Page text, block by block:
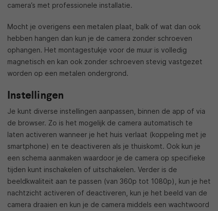
camera’s met professionele installatie.
Mocht je overigens een metalen plaat, balk of wat dan ook
hebben hangen dan kun je de camera zonder schroeven
ophangen. Het montagestukje voor de muur is volledig
magnetisch en kan ook zonder schroeven stevig vastgezet
worden op een metalen ondergrond.
Instellingen
Je kunt diverse instellingen aanpassen, binnen de app of via
de browser. Zo is het mogelijk de camera automatisch te
laten activeren wanneer je het huis verlaat (koppeling met je
smartphone) en te deactiveren als je thuiskomt. Ook kun je
een schema aanmaken waardoor je de camera op specifieke
tijden kunt inschakelen of uitschakelen. Verder is de
beeldkwaliteit aan te passen (van 360p tot 1080p), kun je het
nachtzicht activeren of deactiveren, kun je het beeld van de
camera draaien en kun je de camera middels een wachtwoord